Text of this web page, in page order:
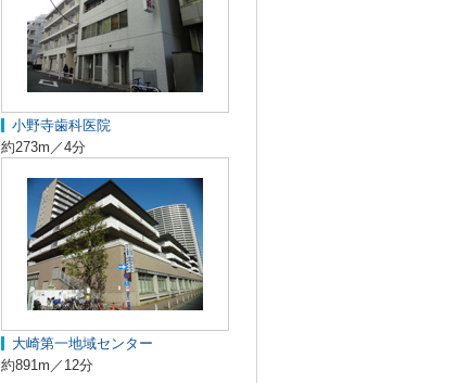
小野寺歯科医院
約273m／4分
大崎第一地域センター
約891m／12分